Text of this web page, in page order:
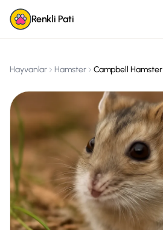
Renkli Pati
Hayvanlar Hamster Campbell Hamster